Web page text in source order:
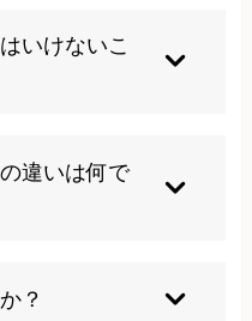
合は根本原因を解決
す。放置すると症状
いけないこ
を悪化させる可能性
受けることが重要で
違いは何で
道に沿って足先まで
？